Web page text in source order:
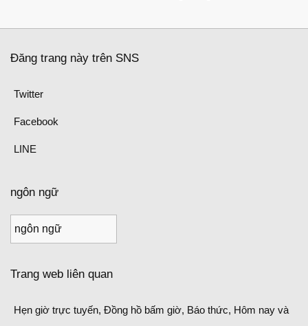
Đăng trang này trên SNS
Twitter
Facebook
LINE
ngôn ngữ
Trang web liên quan
Hẹn giờ trực tuyến, Đồng hồ bấm giờ, Báo thức, Hôm nay và